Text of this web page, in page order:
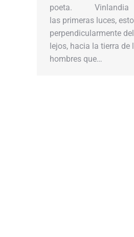
poeta. Vinlandia
las primeras luces,
perpendicularmente
lejos, hacia la tierra de
hombres que…